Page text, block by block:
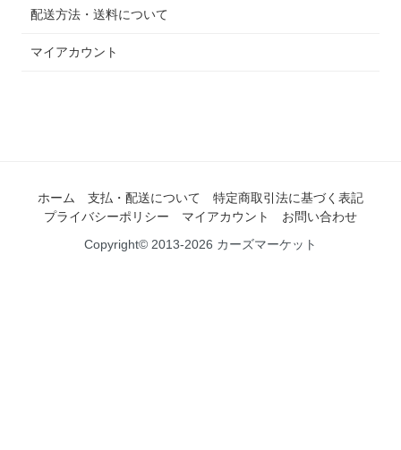
配送方法・送料について
マイアカウント
ホーム 支払・配送について
特定商取引法に基づく表記
プライバシーポリシー
マイアカウント
お問い合わせ
Copyright© 2013-2026 カーズマーケット